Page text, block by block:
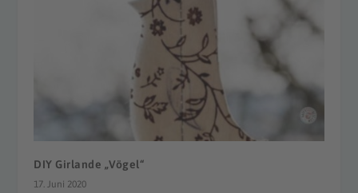
DIY Girlande „Vögel“
17. Juni 2020